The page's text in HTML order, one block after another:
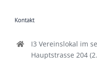
Kontakt
I3 Vereinslokal im
Hauptstrasse 204